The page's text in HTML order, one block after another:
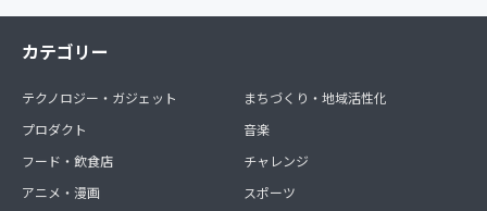
カテゴリー
テクノロジー・ガジェット
プロダクト
フード・飲食店
アニメ・漫画
まちづくり・地域活性化
音楽
チャレンジ
スポーツ